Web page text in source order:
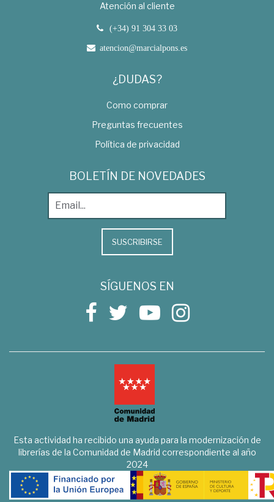
Atención al cliente
(+34) 91 304 33 03
atencion@marcialpons.es
¿DUDAS?
Como comprar
Preguntas frecuentes
Política de privacidad
BOLETÍN DE NOVEDADES
SUSCRIBIRSE
SÍGUENOS EN
Esta actividad ha recibido una ayuda para la modernización de
librerías de la Comunidad de Madrid correspondiente al año
2024